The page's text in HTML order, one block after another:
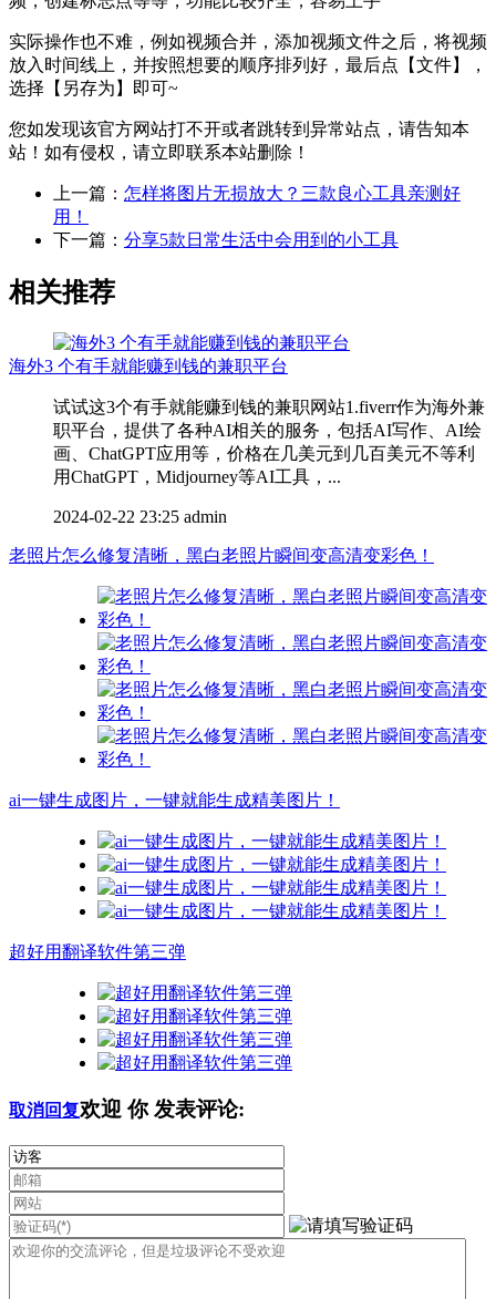
实际操作也不难，例如视频合并，添加视频文件之后，将视频
放入时间线上，并按照想要的顺序排列好，最后点【文件】，
选择【另存为】即可~
您如发现该官方网站打不开或者跳转到异常站点，请告知本
站！如有侵权，请立即联系本站删除！
上一篇： 怎样将图片无损放大？三款良心工具亲测好
用！
下一篇： 分享5款日常生活中会用到的小工具
相关推荐
海外3 个有手就能赚到钱的兼职平台
试试这3个有手就能赚到钱的兼职网站1.fiverr作为海外兼
职平台，提供了各种AI相关的服务，包括AI写作、AI绘
画、ChatGPT应用等，价格在几美元到几百美元不等利
用ChatGPT，Midjourney等AI工具，...
2024-02-22 23:25 admin
老照片怎么修复清晰，黑白老照片瞬间变高清变彩色！
ai一键生成图片，一键就能生成精美图片！
超好用翻译软件第三弹
取消回复欢迎 你发表评论: